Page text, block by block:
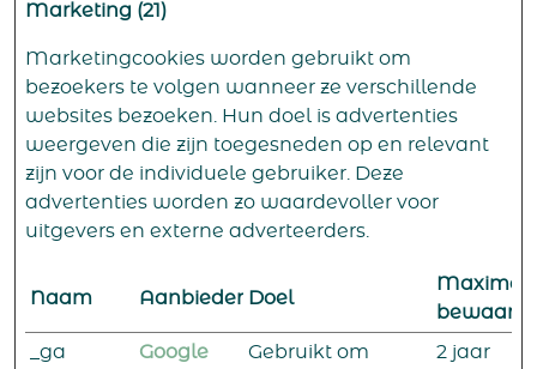
Marketing (21)
Marketingcookies worden gebruikt om
bezoekers te volgen wanneer ze verschillende
websites bezoeken. Hun doel is advertenties
weergeven die zijn toegesneden op en relevant
zijn voor de individuele gebruiker. Deze
advertenties worden zo waardevoller voor
uitgevers en externe adverteerders.
Naam Aanbieder Doel
_ga Google
Gebruikt om
2 jaar